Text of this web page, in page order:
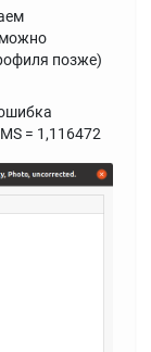
позже)
= 1,116472